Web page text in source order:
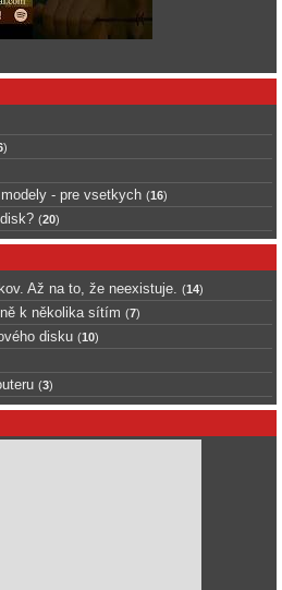
)
- pre vsetkych (16)
(20)
Až na to, že neexistuje. (14)
k několika sítím (7)
disku (10)
(3)